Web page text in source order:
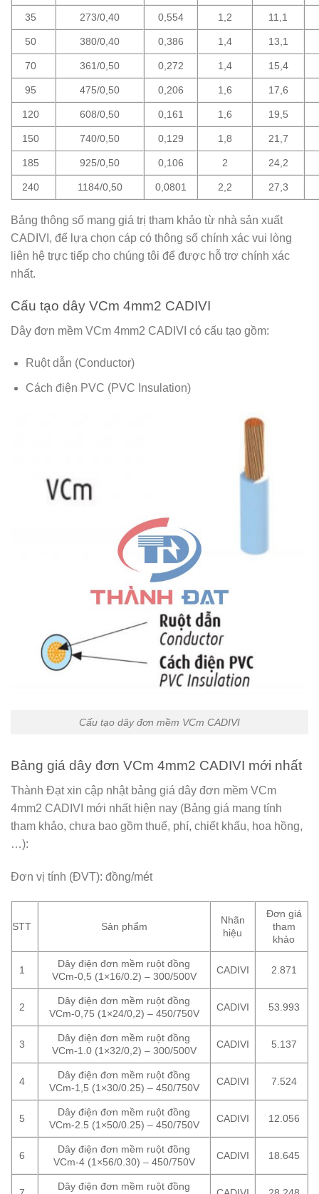
35 273/0,40 0,554 1,2 11,1
50 380/0,40 0,386 1,4 13,1
70 361/0,50 0,272 1,4 15,4
95 475/0,50 0,206 1,6 17,6
120 608/0,50 0,161 1,6 19,5
150 740/0,50 0,129 1,8 21,7
185 925/0,50 0,106 2 24,2
240 1184/0,50 0,0801 2,2 27,3
Bảng thông số mang giá trị tham khảo từ nhà sản xuất
CADIVI, để lựa chọn cáp có thông số chính xác vui lòng
liên hệ trực tiếp cho chúng tôi để được hỗ trợ chính xác
nhất.
Cấu tạo dây VCm 4mm2 CADIVI
Dây đơn mềm VCm 4mm2 CADIVI có cấu tạo gồm:
Ruột dẫn (Conductor)
Cách điện PVC (PVC Insulation)
Cấu tạo dây đơn mềm VCm CADIVI
Bảng giá dây đơn VCm 4mm2 CADIVI mới nhất
Thành Đạt xin cập nhật bảng giá dây đơn mềm VCm
4mm2 CADIVI mới nhất hiện nay (Bảng giá mang tính
tham khảo, chưa bao gồm thuế, phí, chiết khấu, hoa hồng,
…):
Đơn vị tính (ĐVT): đồng/mét
STT Sản phẩm
Nhãn
hiệu
Đơn giá
tham
khảo
1
Dây điện đơn mềm ruột đồng
VCm-0,5 (1×16/0.2) – 300/500V
CADIVI 2.871
2
Dây điện đơn mềm ruột đồng
VCm-0,75 (1×24/0,2) – 450/750V
CADIVI 53.993
3
Dây điện đơn mềm ruột đồng
VCm-1.0 (1×32/0,2) – 300/500V
CADIVI 5.137
4
Dây điện đơn mềm ruột đồng
VCm-1,5 (1×30/0.25) – 450/750V
CADIVI 7.524
5
Dây điện đơn mềm ruột đồng
VCm-2.5 (1×50/0.25) – 450/750V
CADIVI 12.056
6
Dây điện đơn mềm ruột đồng
VCm-4 (1×56/0.30) – 450/750V
CADIVI 18.645
Dây điện đơn mềm ruột đồng